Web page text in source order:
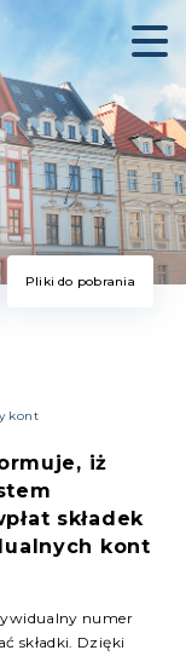
Pliki do pobrania
kont
iż
składek
kont
numer
składki. Dzięki